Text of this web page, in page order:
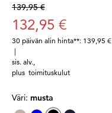
139,95 €
132,95 €
30 päivän alin hinta**: 139,95 €
|
sis. alv.
plus toimituskulut
Väri: musta